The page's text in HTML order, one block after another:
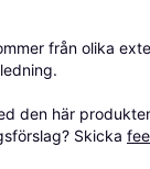
från olika
den här
Skicka